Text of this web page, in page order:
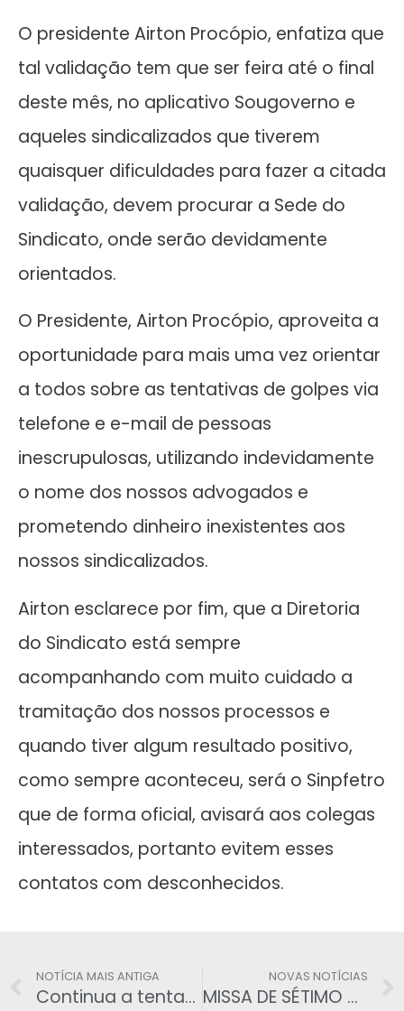
O presidente Airton Procópio, enfatiza que
tal validação tem que ser feira até o final
deste mês, no aplicativo Sougoverno e
aqueles sindicalizados que tiverem
quaisquer dificuldades para fazer a citada
validação, devem procurar a Sede do
Sindicato, onde serão devidamente
orientados.
O Presidente, Airton Procópio, aproveita a
oportunidade para mais uma vez orientar
a todos sobre as tentativas de golpes via
telefone e e-mail de pessoas
inescrupulosas, utilizando indevidamente
o nome dos nossos advogados e
prometendo dinheiro inexistentes aos
nossos sindicalizados.
Airton esclarece por fim, que a Diretoria
do Sindicato está sempre
acompanhando com muito cuidado a
tramitação dos nossos processos e
quando tiver algum resultado positivo,
como sempre aconteceu, será o Sinpfetro
que de forma oficial, avisará aos colegas
interessados, portanto evitem esses
contatos com desconhecidos.
NOTÍCIA MAIS ANTIGA
Continua a tentativa de golpe, agora via telefone
NOVAS NOTÍCIAS
MISSA DE SÉTIMO DIA – José Nunes de Almeida